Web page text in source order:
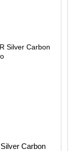
Carbon